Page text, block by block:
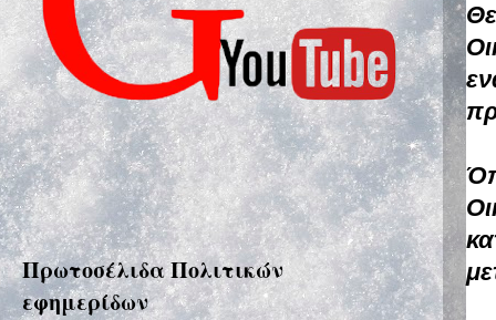
Πρωτοσέλιδα Πολιτικών
εφημερίδων